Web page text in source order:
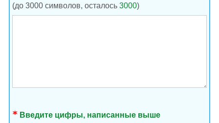
(до 3000 символов, осталось 3000)
Введите цифры, написанные выше